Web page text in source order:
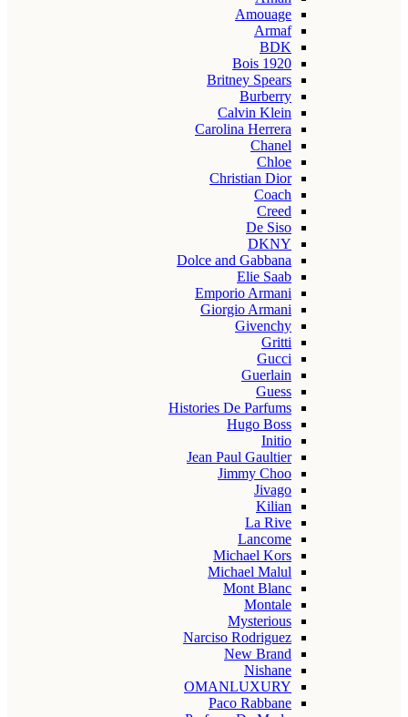
Amouage
Armaf
BDK
Bois 1920
Britney Spears
Burberry
Calvin Klein
Carolina Herrera
Chanel
Chloe
Christian Dior
Coach
Creed
De Siso
DKNY
Dolce and Gabbana
Elie Saab
Emporio Armani
Giorgio Armani
Givenchy
Gritti
Gucci
Guerlain
Guess
Histories De Parfums
Hugo Boss
Initio
Jean Paul Gaultier
Jimmy Choo
Jivago
Kilian
La Rive
Lancome
Michael Kors
Michael Malul
Mont Blanc
Montale
Mysterious
Narciso Rodriguez
New Brand
Nishane
OMANLUXURY
Paco Rabbane